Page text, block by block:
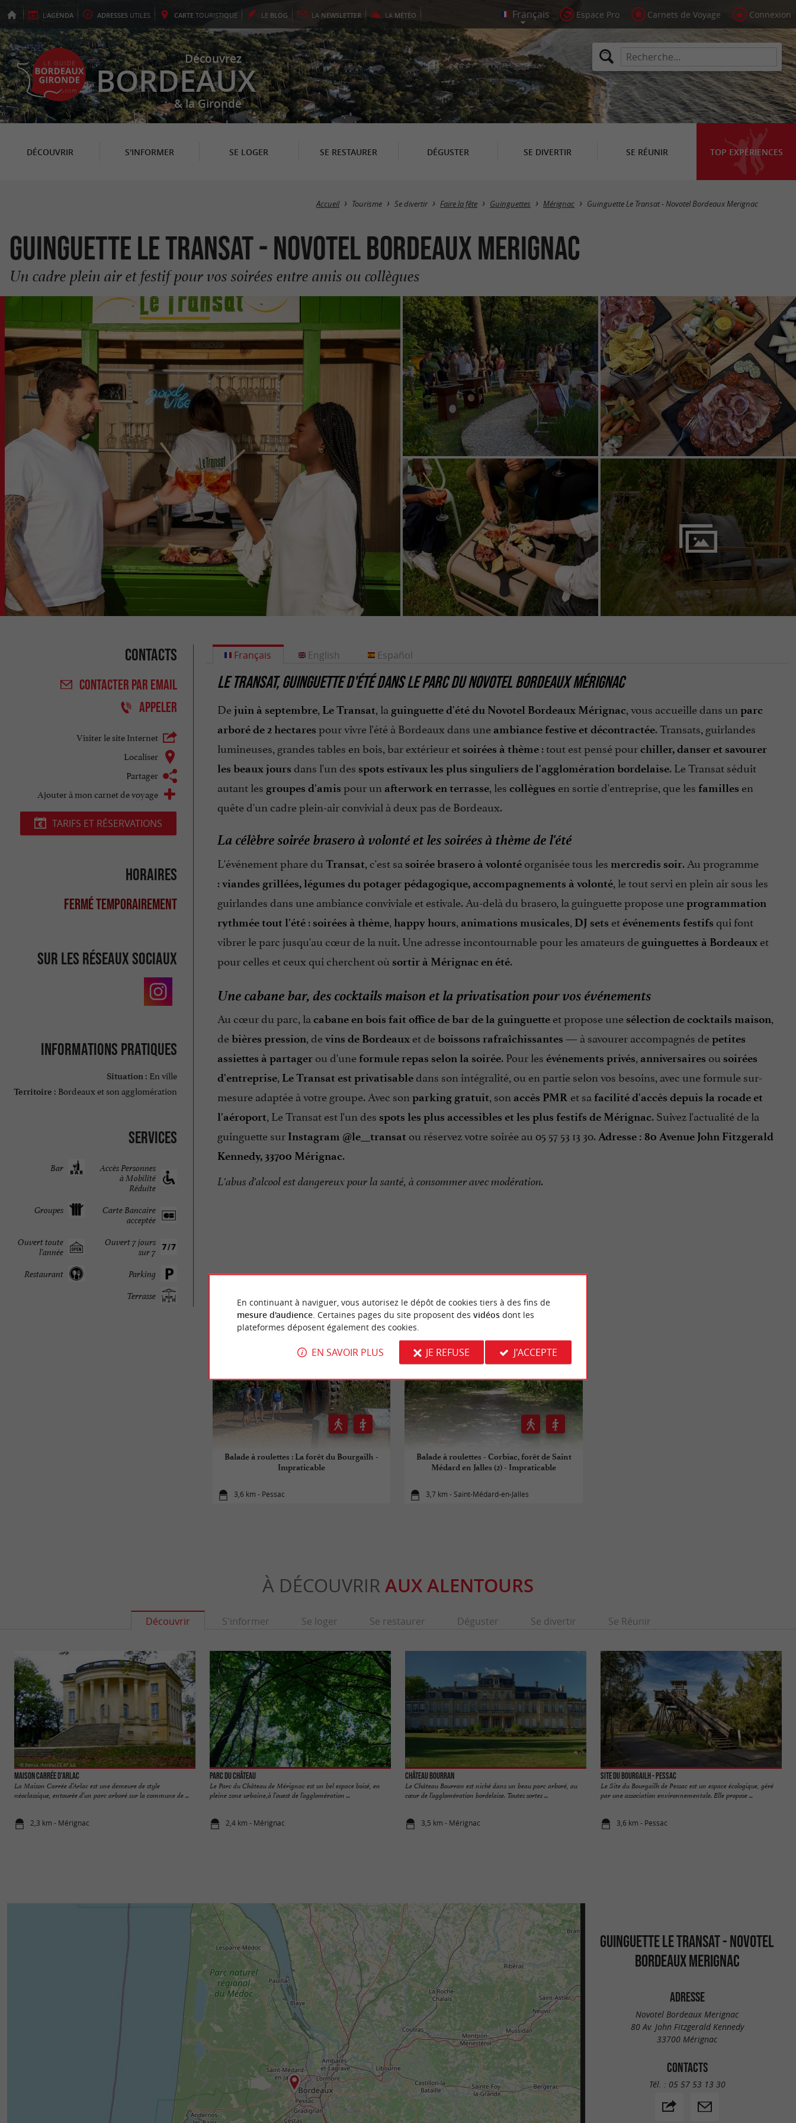
L'AGENDA ADRESSES UTILES CARTE TOURISTIQUE LE BLOG LA NEWSLETTER LA MÉTÉO Espace Pro Carnets de Voyage Connexion
Découvrez
BORDEAUX
& la Gironde
DÉCOUVRIR S'INFORMER SE LOGER SE RESTAURER DÉGUSTER SE DIVERTIR SE RÉUNIR TOP EXPÉRIENCES
Accueil Tourisme Se divertir Faire la fête Guinguettes Mérignac Guinguette Le Transat - Novotel Bordeaux Merignac
Guinguette Le Transat - Novotel Bordeaux Merignac
Un cadre plein air et festif pour vos soirées entre amis ou collègues
Contacts
CONTACTER PAR EMAIL
APPELER
Visiter le site Internet
Localiser
Partager
Ajouter à mon carnet de voyage
TARIFS ET RÉSERVATIONS
Horaires
Fermé temporairement
Sur les réseaux sociaux
Informations pratiques
Situation : En ville
Territoire : Bordeaux et son agglomération
Services
Accès Personnes
à Mobilité
Réduite
Bar
Carte Bancaire
acceptée
Groupes
Ouvert 7 jours
sur 7
Ouvert toute
l'année
Parking
Restaurant
Terrasse
Français
LE TRANSAT, GUINGUETTE D'ÉTÉ DANS LE PARC DU NOVOTEL BORDEAUX MÉRIGNAC
Dejuin à septembre, Le Transat, la guinguette d'été du Novotel Bordeaux Mérignac, vous accueille dans un parc
arboré de 2 hectares pour vivre l'été à Bordeaux dans une ambiance festive et décontractée. Transats, guirlandes
lumineuses, grandes tables en bois, bar extérieur et soirées à thème: tout est pensé pourchiller, danser et savourer
les beaux jours dans l'un des spots estivaux les plus singuliers de l'agglomération bordelaise. Le Transat séduit
autant les groupes d'amis pour un afterwork en terrasse, les collègues en sortie d'entreprise, que les familles en
quête d'un cadre plein-air convivial à deux pas de Bordeaux.
La célèbre soirée brasero à volonté et les soirées à thème de l'été
L'événement phare du Transat, c'est sa soirée brasero à volontéorganisée tous les mercredis soir. Au programme
:viandes grillées, légumes du potager pédagogique, accompagnements à volonté, le tout servi en plein air sous les
guirlandes dans une ambiance conviviale et estivale. Au-delà du brasero, la guinguette propose uneprogrammation
rythmée tout l'été: soirées à thème, happy hours, animations musicales, DJ sets etévénements festifs qui font
vibrer le parc jusqu'au cœur de la nuit. Une adresse incontournable pour les amateurs de guinguettes à Bordeauxet
pour celles et ceux qui cherchent où sortir à Mérignac en été.
Une cabane bar, des cocktails maison et la privatisation pour vos événements
Au cœur du parc, la cabane en bois fait office de bar de la guinguetteet propose une sélection de cocktails maison,
debières pression, devins de Bordeauxet deboissons rafraîchissantes — à savourer accompagnés depetites
assiettes à partagerou d'une formule repas selon la soirée. Pour les événements privés, anniversaires ou soirées
d'entreprise, Le Transat est privatisabledans son intégralité, ou en partie selon vos besoins, avec une formule sur-
mesure adaptée à votre groupe. Avec son parking gratuit, son accès PMR et sa facilité d'accès depuis la rocade et
l'aéroport, Le Transat est l'un des spots les plus accessibles et les plus festifs de Mérignac. Suivez l'actualité de la
guinguette sur Instagram @le__transat ou réservez votre soirée au 05 57 53 13 30.Adresse : 80 Avenue John Fitzgerald
Kennedy, 33700 Mérignac.
L'abus d'alcool est dangereux pour la santé, à consommer avec modération.
English Español
BALADESÀ PROXIMITÉ
Balade à roulettes : La forêt du Bourgailh -
Impraticable
3,6 km - Pessac
Balade à roulettes - Corbiac, forêt de Saint
Médard en Jalles (2) - Impraticable
3,7 km - Saint-Médard-en-Jalles
À DÉCOUVRIR AUX ALENTOURS
Découvrir S'informer Se loger Se restaurer Déguster Se divertir Se Réunir
Maison Carrée d'Arlac
La Maison Carrée d’Arlac est une demeure de style
néoclassique, entourée d’un parc arboré sur la commune de ...
2,3 km - Mérignac
Parc du Château
Le Parc du Château de Mérignac est un bel espace boisé, en
pleine zone urbaine,à l’ouest de l’agglomération ...
2,4 km - Mérignac
Château Bourran
Le Château Bourran est niché dans un beau parc arboré, au
cœur de l’agglomération bordelaise. Toutes sortes ...
3,5 km - Mérignac
Site du Bourgailh - Pessac
Le Site du Bourgailh de Pessac est un espace écologique, géré
par une association environnementale. Elle propose ...
3,6 km - Pessac
GUINGUETTE LE TRANSAT - NOVOTEL
BORDEAUX MERIGNAC
ADRESSE
Novotel Bordeaux Merignac
80 Av. John Fitzgerald Kennedy
33700 Mérignac
CONTACTS
Tél. : 05 57 53 13 30
En continuant à naviguer, vous autorisez le dépôt de cookies tiers à des fins de
mesure d'audience. Certaines pages du site proposent des vidéosdont les
plateformes déposent également des cookies.
EN SAVOIR PLUS JE REFUSE J'ACCEPTE